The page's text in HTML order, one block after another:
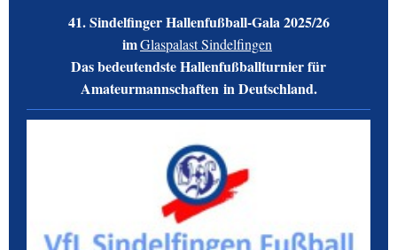
41. Sindelfinger Hallenfußball-Gala 2025/26
imGlaspalast Sindelfingen
DasbedeutendsteHallenfußballturnier für
Amateurmannschaftenin Deutschland.